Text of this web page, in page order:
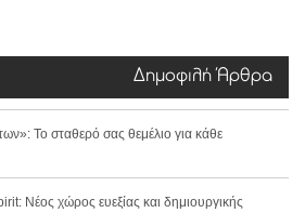
Δημοφιλή Άρθρα
Το σταθερό σας θεμέλιο για κάθε
Νέος χώρος ευεξίας και δημιουργικής